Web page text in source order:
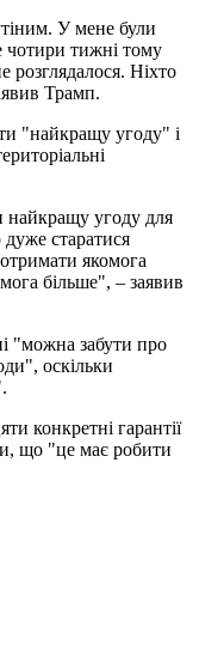
У мене були
чотири тижні тому
розглядалося. Ніхто
Трамп.
"найкращу угоду" і
угоду для
старатися
якомога
більше", – заявив
"можна забути про
оскільки
конкретні гарантії
що "це має робити